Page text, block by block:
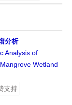
分析
Analysis of
Wetland
支持